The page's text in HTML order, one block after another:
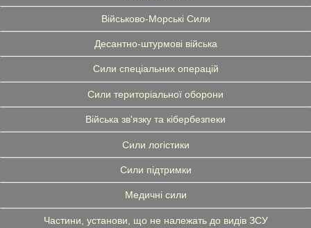
Військово-Морські Сили
Десантно-штурмові війська
Сили спеціальних операцій
Сили територіальної оборони
Війська зв'язку та кібербезпеки
Сили логістики
Сили підтримки
Медичні сили
Частини, установи, що не належать до видів ЗСУ